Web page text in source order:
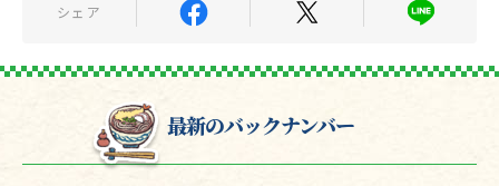
シェア
最新のバックナンバー